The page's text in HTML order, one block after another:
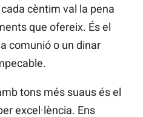
cada cèntim val la pena
que ofereix. És el
comunió o un dinar
tons més suaus és el
excel·lència. Ens